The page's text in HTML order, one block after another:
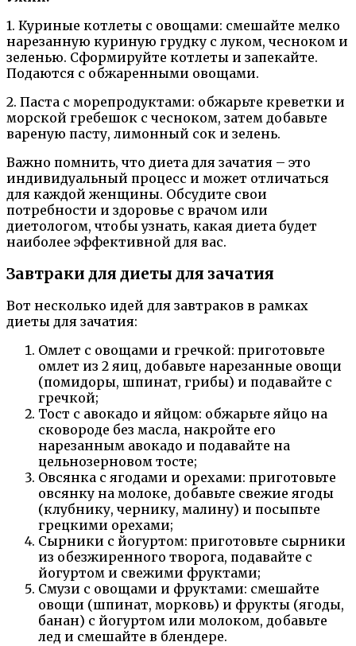
1. Куриные котлеты с овощами: смешайте мелко
нарезанную куриную грудку с луком, чесноком и
зеленью. Сформируйте котлеты и запекайте.
Подаются с обжаренными овощами.
2. Паста с морепродуктами: обжарьте креветки и
морской гребешок с чесноком, затем добавьте
вареную пасту, лимонный сок и зелень.
Важно помнить, что диета для зачатия – это
индивидуальный процесс и может отличаться
для каждой женщины. Обсудите свои
потребности и здоровье с врачом или
диетологом, чтобы узнать, какая диета будет
наиболее эффективной для вас.
Завтраки для диеты для зачатия
Вот несколько идей для завтраков в рамках
диеты для зачатия:
Омлет с овощами и гречкой: приготовьте
омлет из 2 яиц, добавьте нарезанные овощи
(помидоры, шпинат, грибы) и подавайте с
гречкой;
Тост с авокадо и яйцом: обжарьте яйцо на
сковороде без масла, накройте его
нарезанным авокадо и подавайте на
цельнозерновом тосте;
Овсянка с ягодами и орехами: приготовьте
овсянку на молоке, добавьте свежие ягоды
(клубнику, чернику, малину) и посыпьте
грецкими орехами;
Сырники с йогуртом: приготовьте сырники
из обезжиренного творога, подавайте с
йогуртом и свежими фруктами;
Смузи с овощами и фруктами: смешайте
овощи (шпинат, морковь) и фрукты (ягоды,
банан) с йогуртом или молоком, добавьте
лед и смешайте в блендере.